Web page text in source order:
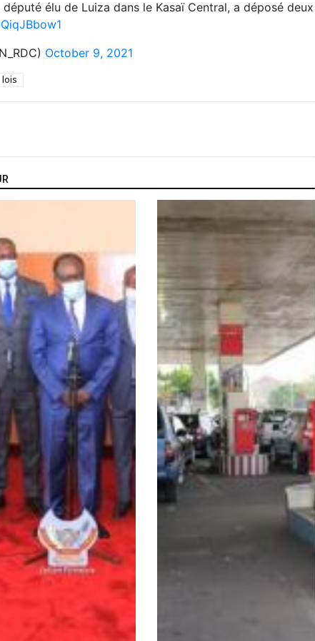
élu de Luiza dans le Kasaï Central, a déposé deux
October 9, 2021
lois